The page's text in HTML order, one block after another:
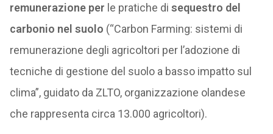
remunerazione per le pratiche di sequestro del
carbonio nel suolo (“Carbon Farming: sistemi di
remunerazione degli agricoltori per l’adozione di
tecniche di gestione del suolo a basso impatto sul
clima”, guidato da ZLTO, organizzazione olandese
che rappresenta circa 13.000 agricoltori).